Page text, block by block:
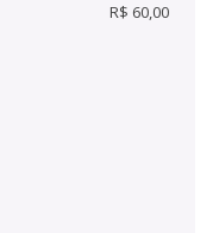
R$ 60,00